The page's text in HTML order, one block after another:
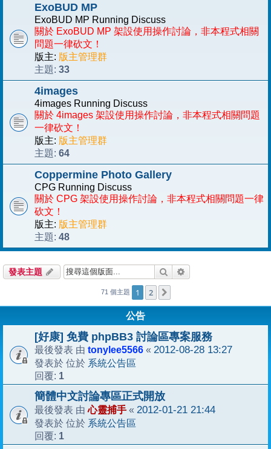
ExoBUD MP
ExoBUD MP Running Discuss
關於 ExoBUD MP 架設使用操作討論，非本程式相關
問題一律砍文！
版主: 版主管理群
主題: 33
4images
4images Running Discuss
關於 4images 架設使用操作討論，非本程式相關問題
一律砍文！
版主: 版主管理群
主題: 64
Coppermine Photo Gallery
CPG Running Discuss
關於 CPG 架設使用操作討論，非本程式相關問題一律
砍文！
版主: 版主管理群
主題: 48
發表主題 搜尋
71 個主題 1 2
公告
[好康] 免費 phpBB3 討論區專案服務
最後發表 由 tonylee5566 « 2012-08-28 13:27
發表於 位於 系統公告區
回覆: 1
簡體中文討論專區正式開放
最後發表 由心靈捕手 « 2012-01-21 21:44
發表於 位於 系統公告區
回覆: 1